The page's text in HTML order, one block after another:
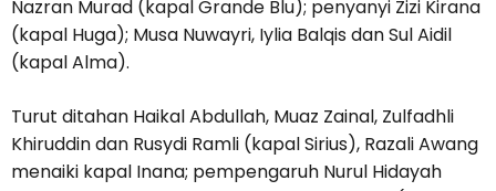
Nazran Murad (kapal Grande Blu); penyanyi Zizi Kirana
(kapal Huga); Musa Nuwayri, Iylia Balqis dan Sul Aidil
(kapal Alma).
Turut ditahan Haikal Abdullah, Muaz Zainal, Zulfadhli
Khiruddin dan Rusydi Ramli (kapal Sirius), Razali Awang
menaiki kapal Inana; pempengaruh Nurul Hidayah